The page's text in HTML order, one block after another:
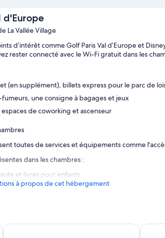
d'Europe
La Vallée Village
d’intérêt comme Golf Paris Val d’Europe et
rester connecté avec le Wi-Fi gratuit dans les
(en supplément), billets express pour le parc de
une consigne à bagages et jeux
de coworking et ascenseur
toutes de services et équipements comme
dans les chambres :
et livres pour enfants
à propos de cet hébergement
Campanile Fontainebleau Hôtel